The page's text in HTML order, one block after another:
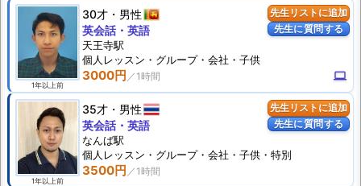
先生リストに追加
先生に質問する
1年以上前
30才 男性
3000円 computer
英会話・英語
天王寺駅
個人 レッスン ・グループ・会社・子供
先生リストに追加
先生に質問する
1年以上前
35才 男性
3500円
英会話・英語
なんば駅
個人 レッスン ・グループ・会社・子供・特別